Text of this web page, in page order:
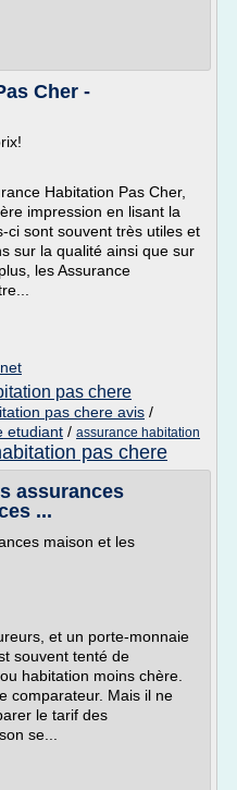
Cher -
Habitation Pas Cher,
impression en lisant la
ci sont souvent très utiles et
sur la qualité ainsi que sur
les Assurance
pas chere
pas chere avis /
etudiant / assurance habitation
pas chere
assurances
...
maison et les
et un porte-monnaie
souvent tenté de
habitation moins chère.
comparateur. Mais il ne
le tarif des
se...